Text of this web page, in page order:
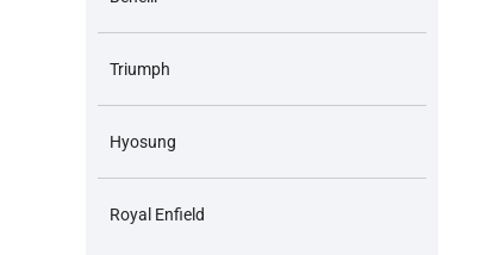
Triumph
Hyosung
Royal Enfield